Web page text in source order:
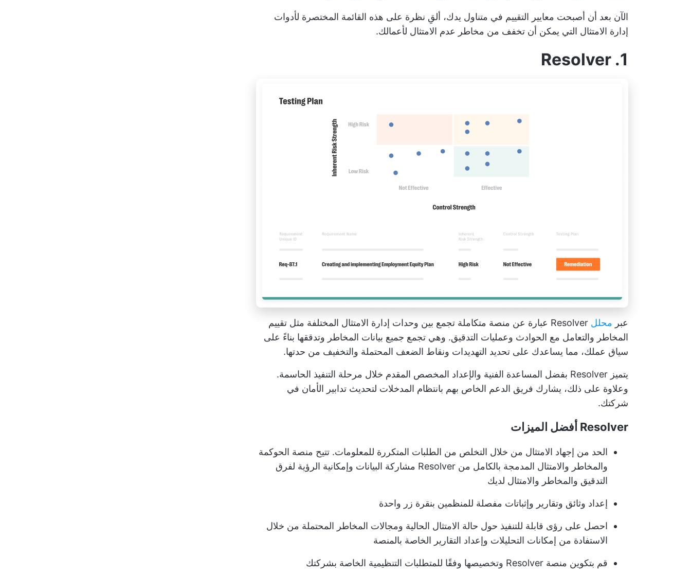
الآن بعد أن أصبحت معايير التقييم في متناول يدك، ألقِ نظرة على هذه القائمة المختصرة لأدوات
إدارة الامتثال التي يمكن أن تخفف من مخاطر عدم الامتثال لأعمالك.
1. Resolver
عبر محلل
Resolver عبارة عن منصة متكاملة تجمع بين وحدات إدارة الامتثال المختلفة مثل تقييم
المخاطر والتعامل مع الحوادث وعمليات التدقيق. وهي تجمع جميع بيانات المخاطر وتدققها بناءً على
سياق عملك، مما يساعدك على تحديد التهديدات ونقاط الضعف المحتملة والتخفيف من حدتها.
يتميز Resolver بفضل المساعدة الفنية والإعداد المخصص المقدم خلال مرحلة التنفيذ الحاسمة.
وعلاوة على ذلك، يشارك فريق الدعم الخاص بهم بانتظام المدخلات لتحديث تدابير الأمان في
شركتك.
Resolver أفضل الميزات
الحد من إجهاد الامتثال من خلال التخلص من الطلبات المتكررة للمعلومات. تتيح منصة الحوكمة
والمخاطر والامتثال المدمجة بالكامل من Resolver مشاركة البيانات وإمكانية الرؤية لفرق
التدقيق والمخاطر والامتثال لديك
إعداد وثائق وتقارير وإثباتات مفصلة للمنظمين بنقرة زر واحدة
احصل على رؤى قابلة للتنفيذ حول حالة الامتثال الحالية ومجالات المخاطر المحتملة من خلال
الاستفادة من إمكانات التحليلات وإعداد التقارير الخاصة بالمنصة
قم بتكوين منصة Resolver وتخصيصها وفقًا للمتطلبات التنظيمية الخاصة بشركتك